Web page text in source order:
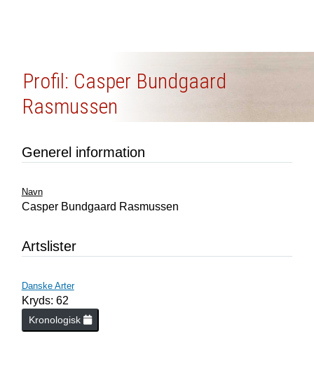
Profil: Casper Bundgaard
Rasmussen
Generel information
Navn
Casper Bundgaard Rasmussen
Artslister
Danske Arter
Kryds: 62
Kronologisk